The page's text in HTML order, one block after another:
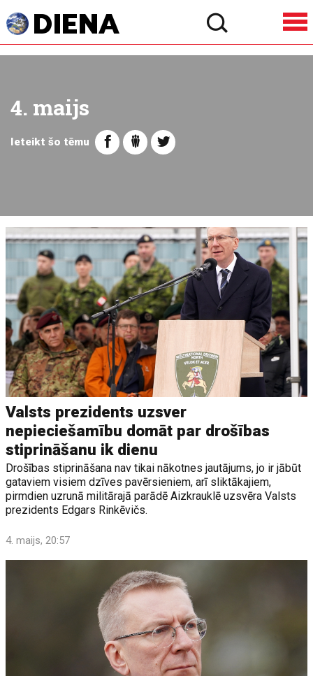
4. maijs
Ieteikt šo tēmu
Valsts prezidents uzsver
nepieciešamību domāt par drošības
stiprināšanu ik dienu
Drošības stiprināšana nav tikai nākotnes jautājums, jo ir jābūt
gataviem visiem dzīves pavērsieniem, arī sliktākajiem,
pirmdien uzrunā militārajā parādē Aizkrauklē uzsvēra Valsts
prezidents Edgars Rinkēvičs.
4. maijs, 20:57